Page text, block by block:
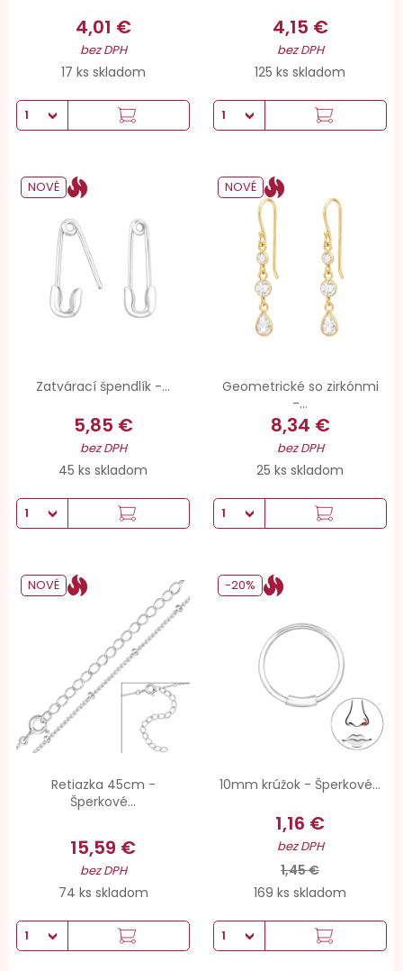
4,01 €
bez DPH
17 ks skladom
4,15 €
bez DPH
125 ks skladom
Zatvárací špendlík -...
5,85 €
bez DPH
45 ks skladom
NOVÉ
Geometrické so zirkónmi
-...
8,34 €
bez DPH
25 ks skladom
NOVÉ
Retiazka 45cm -
Šperkové...
15,59 €
bez DPH
74 ks skladom
NOVÉ
10mm krúžok - Šperkové...
1,16 €
bez DPH
1,45 €
169 ks skladom
-20%